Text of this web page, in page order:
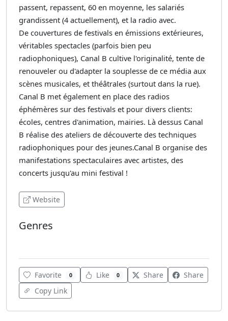
passent, repassent, 60 en moyenne, les salariés
grandissent (4 actuellement), et la radio avec.
De couvertures de festivals en émissions extérieures,
véritables spectacles (parfois bien peu
radiophoniques), Canal B cultive l'originalité, tente de
renouveler ou d'adapter la souplesse de ce média aux
scènes musicales, et théâtrales (surtout dans la rue).
Canal B met également en place des radios
éphémères sur des festivals et pour divers clients:
écoles, centres d'animation, mairies. Là dessus Canal
B réalise des ateliers de découverte des techniques
radiophoniques pour des jeunes.Canal B organise des
manifestations spectaculaires avec artistes, des
concerts jusqu'au mini festival !
Website
Genres
Favorite 0 Like 0 Share
Share
Copy Link